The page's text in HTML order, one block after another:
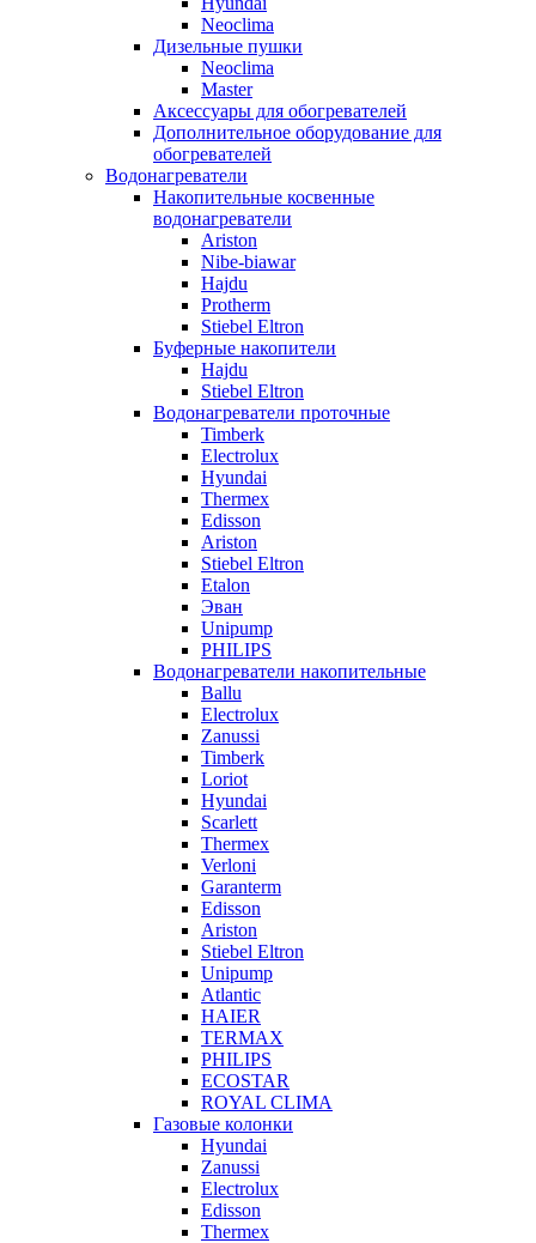
Neoclima
Дизельные пушки
Neoclima
Master
Аксессуары для обогревателей
Дополнительное оборудование для
обогревателей
Водонагреватели
Накопительные косвенные
водонагреватели
Ariston
Nibe-biawar
Hajdu
Protherm
Stiebel Eltron
Буферные накопители
Hajdu
Stiebel Eltron
Водонагреватели проточные
Timberk
Electrolux
Hyundai
Thermex
Edisson
Ariston
Stiebel Eltron
Etalon
Эван
Unipump
PHILIPS
Водонагреватели накопительные
Ballu
Electrolux
Zanussi
Timberk
Loriot
Hyundai
Scarlett
Thermex
Verloni
Garanterm
Edisson
Ariston
Stiebel Eltron
Unipump
Atlantic
HAIER
TERMAX
PHILIPS
ECOSTAR
ROYAL CLIMA
Газовые колонки
Hyundai
Zanussi
Electrolux
Edisson
Thermex